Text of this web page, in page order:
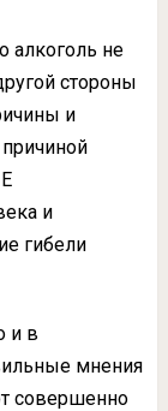
алкоголь не
стороны
и
и
гибели
и в
мнения
совершенно